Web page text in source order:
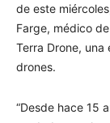
de este
Farge, médico
Terra Drone,
drones.
“Desde hace 15